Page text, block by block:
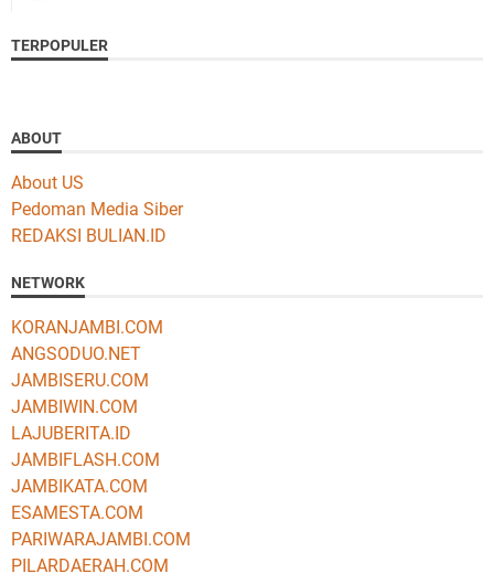
TERPOPULER
ABOUT
About US
Pedoman Media Siber
REDAKSI BULIAN.ID
NETWORK
KORANJAMBI.COM
ANGSODUO.NET
JAMBISERU.COM
JAMBIWIN.COM
LAJUBERITA.ID
JAMBIFLASH.COM
JAMBIKATA.COM
ESAMESTA.COM
PARIWARAJAMBI.COM
PILARDAERAH.COM